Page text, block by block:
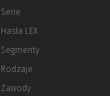
Serie
Hasła LEX
Segmenty
Rodzaje
Zawody